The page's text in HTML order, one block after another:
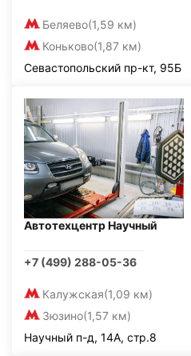
Беляево(1,59 км)
Коньково(1,87 км)
Севастопольский пр-кт, 95Б
Автотехцентр Научный
+7 (499) 288-05-36
Калужская(1,09 км)
Зюзино(1,57 км)
Научный п-д, 14А, стр.8